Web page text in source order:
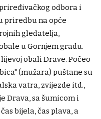
odbora i
priredbu na opće
gledatelja,
u Gornjem gradu.
obali Drave. Počeo
(mužara) puštane su
vatra, zvijezde itd.,
Drava, sa šumicom i
bijela, čas plava, a